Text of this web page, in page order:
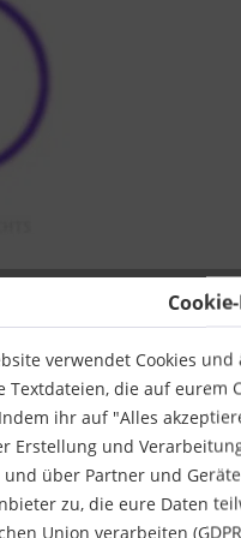
verwendet Cookies
Textdateien, die auf eurem
ihr auf "Alles
Erstellung und
und über Partner und
zu, die eure Daten
Union verarbeiten